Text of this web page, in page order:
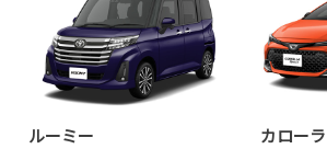
ルーミー カロー